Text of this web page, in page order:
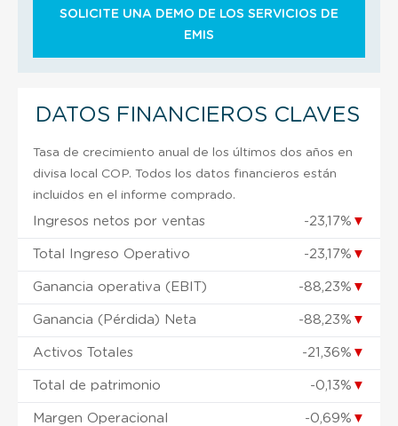
SOLICITE UNA DEMO DE LOS SERVICIOS DE
EMIS
DATOS FINANCIEROS CLAVES
Tasa de crecimiento anual de los últimos dos años en
divisa local COP. Todos los datos financieros están
incluidos en el informe comprado.
Ingresos netos por ventas -23,17% ▼
Total Ingreso Operativo -23,17% ▼
Ganancia operativa (EBIT) -88,23% ▼
Ganancia (Pérdida) Neta -88,23% ▼
Activos Totales -21,36% ▼
Total de patrimonio -0,13% ▼
Margen Operacional -0,69% ▼